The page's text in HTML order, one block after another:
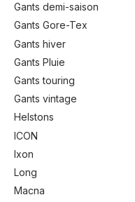
Gants demi-saison
Gants Gore-Tex
Gants hiver
Gants Pluie
Gants touring
Gants vintage
Helstons
ICON
Ixon
Long
Macna